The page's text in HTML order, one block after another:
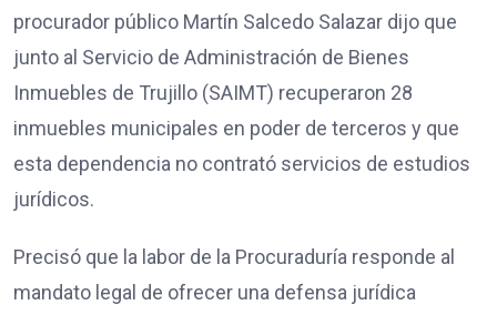
procurador público Martín Salcedo Salazar dijo que
junto al Servicio de Administración de Bienes
Inmuebles de Trujillo (SAIMT) recuperaron 28
inmuebles municipales en poder de terceros y que
esta dependencia no contrató servicios de estudios
jurídicos.
Precisó que la labor de la Procuraduría responde al
mandato legal de ofrecer una defensa jurídica